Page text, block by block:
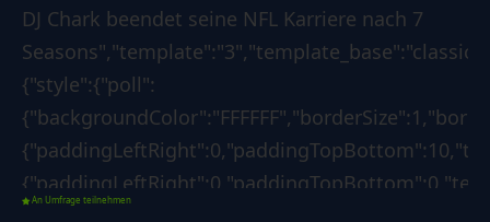
DJ Chark beendet seine NFL Karriere nach 7
{"style":{"poll":
An Umfrage teilnehmen